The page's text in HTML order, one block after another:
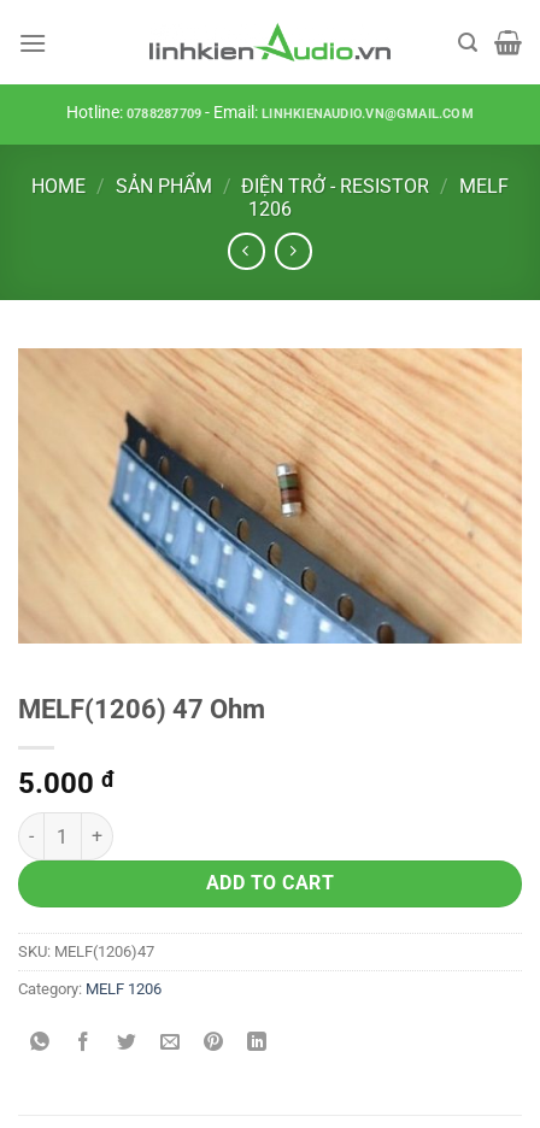
Hotline:0788287709 - Email:LINHKIENAUDIO.VN@GMAIL.COM
HOME / SẢN PHẨM / ĐIỆN TRỞ - RESISTOR / MELF
1206
MELF(1206) 47 Ohm
5.000 đ
ADD TO CART
SKU: MELF(1206)47
Category: MELF 1206